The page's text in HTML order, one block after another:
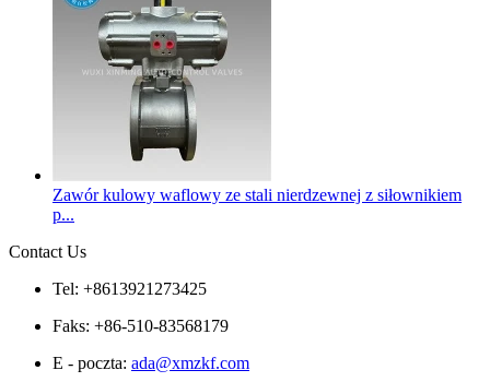
Zawór kulowy waflowy ze stali nierdzewnej z siłownikiem
p...
Contact Us
Tel: +8613921273425
Faks: +86-510-83568179
E - poczta: ada@xmzkf.com